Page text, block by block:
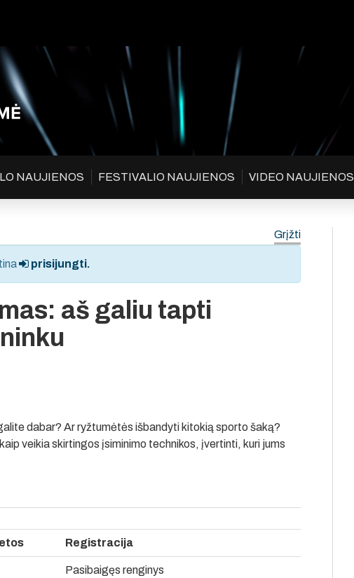
NAUJIENOS FESTIVALIO NAUJIENOS VIDEO NAUJIENOS
Grįžti
prisijungti.
aš galiu tapti
dabar? Ar ryžtumėtės išbandyti kitokią sporto šaką?
veikia skirtingos įsiminimo technikos, įvertinti, kuri jums
Registracija
Pasibaigęs renginys